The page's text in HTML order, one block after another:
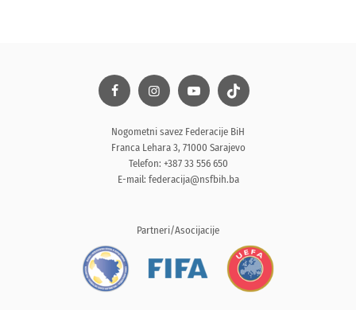
Nogometni savez Federacije BiH
Franca Lehara 3, 71000 Sarajevo
Telefon: +387 33 556 650
E-mail: federacija@nsfbih.ba
Partneri/Asocijacije